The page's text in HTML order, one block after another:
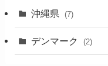
沖縄県 (7)
デンマーク (2)